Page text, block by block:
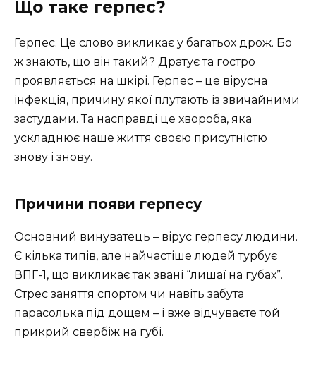
Що таке герпес?
Герпес. Це слово викликає у багатьох дрож. Бо
ж знають, що він такий? Дратує та гостро
проявляється на шкірі. Герпес – це вірусна
інфекція, причину якої плутають із звичайними
застудами. Та насправді це хвороба, яка
ускладнює наше життя своєю присутністю
знову і знову.
Причини появи герпесу
Основний винуватець – вірус герпесу людини.
Є кілька типів, але найчастіше людей турбує
ВПГ-1, що викликає так звані “лишаї на губах”.
Стрес заняття спортом чи навіть забута
парасолька під дощем – і вже відчуваєте той
прикрий свербіж на губі.